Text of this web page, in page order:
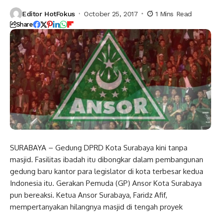
Editor HotFokus October 25, 2017 1 Mins Read
Share
SURABAYA – Gedung DPRD Kota Surabaya kini tanpa
masjid. Fasilitas ibadah itu dibongkar dalam pembangunan
gedung baru kantor para legislator di kota terbesar kedua
Indonesia itu. Gerakan Pemuda (GP) Ansor Kota Surabaya
pun bereaksi. Ketua Ansor Surabaya, Faridz Afif,
mempertanyakan hilangnya masjid di tengah proyek